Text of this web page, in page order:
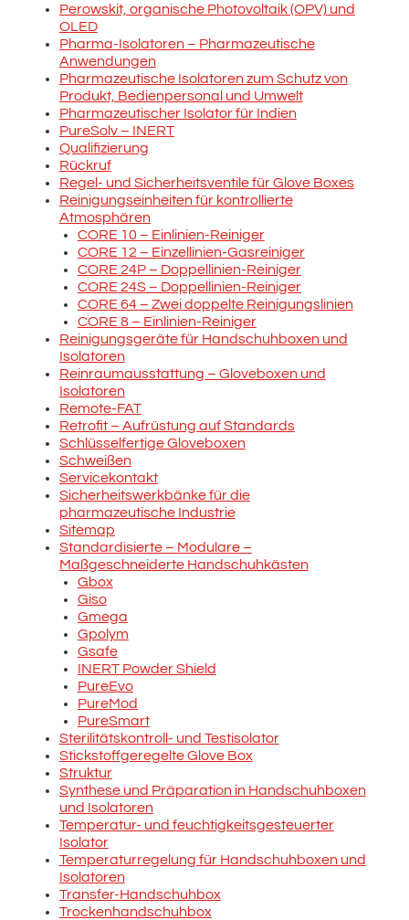
Perowskit, organische Photovoltaik (OPV) und
OLED
Pharma-Isolatoren – Pharmazeutische
Anwendungen
Pharmazeutische Isolatoren zum Schutz von
Produkt, Bedienpersonal und Umwelt
Pharmazeutischer Isolator für Indien
PureSolv – INERT
Qualifizierung
Rückruf
Regel- und Sicherheitsventile für Glove Boxes
Reinigungseinheiten für kontrollierte
Atmosphären
CORE 10 – Einlinien-Reiniger
CORE 12 – Einzellinien-Gasreiniger
CORE 24P – Doppellinien-Reiniger
CORE 24S – Doppellinien-Reiniger
CORE 64 – Zwei doppelte Reinigungslinien
CORE 8 – Einlinien-Reiniger
Reinigungsgeräte für Handschuhboxen und
Isolatoren
Reinraumausstattung – Gloveboxen und
Isolatoren
Remote-FAT
Retrofit – Aufrüstung auf Standards
Schlüsselfertige Gloveboxen
Schweißen
Servicekontakt
Sicherheitswerkbänke für die
pharmazeutische Industrie
Sitemap
Standardisierte – Modulare –
Maßgeschneiderte Handschuhkästen
Gbox
Giso
Gmega
Gpolym
Gsafe
INERT Powder Shield
PureEvo
PureMod
PureSmart
Sterilitätskontroll- und Testisolator
Stickstoffgeregelte Glove Box
Struktur
Synthese und Präparation in Handschuhboxen
und Isolatoren
Temperatur- und feuchtigkeitsgesteuerter
Isolator
Temperaturregelung für Handschuhboxen und
Isolatoren
Transfer-Handschuhbox
Trockenhandschuhbox